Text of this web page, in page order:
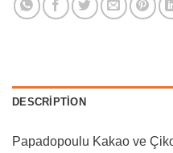
DESCRIPTION
Papadopoulu Kakao ve